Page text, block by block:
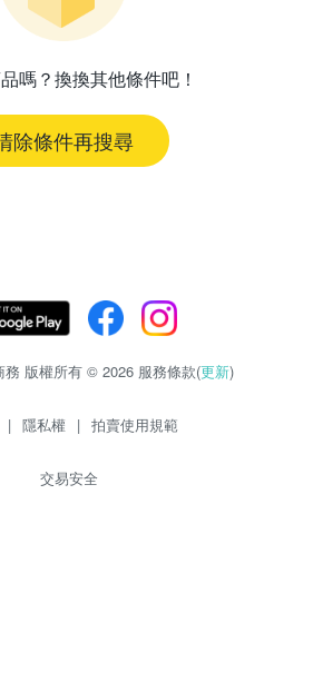
嗎？換換其他條件吧！
除條件再搜尋
務 版權所有 © 2026 服務條款(更新)
| 隱私權 | 拍賣使用規範
交易安全